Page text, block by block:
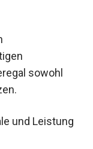
sowohl
und Leistung